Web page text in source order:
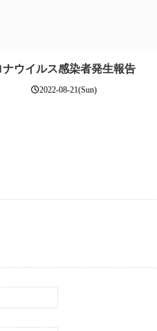
ナウイルス感染者発生報告
2022-08-21(Sun)